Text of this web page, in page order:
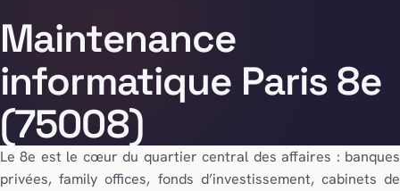
Maintenance
informatique Paris 8e
(75008)
Le 8e est le cœur du quartier central des affaires : banques
privées, family offices, fonds d’investissement, cabinets de